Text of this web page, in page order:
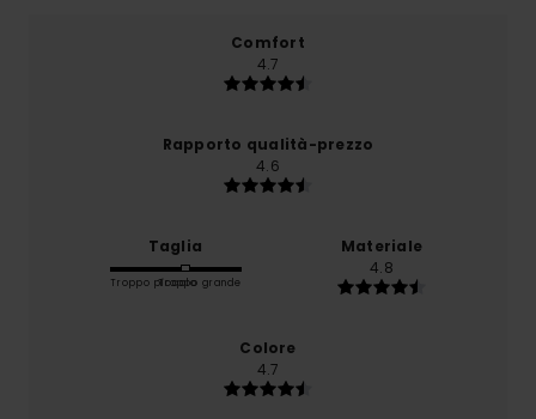
Comfort
4.7
Rapporto qualità-prezzo
4.6
Taglia
Troppo piccoloTroppo grande
Materiale
4.8
Colore
4.7